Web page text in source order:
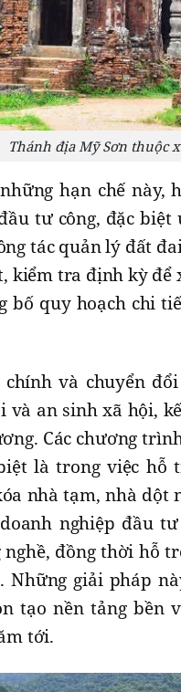
Thánh địa Mỹ Sơn thuộc
hạn chế này,
tư công, đặc
tác quản lý đất
kiểm tra định kỳ
bố quy hoạch chi
chính và chuyển
và an sinh xã hội,
Các chương
là trong việc
nhà tạm, nhà dột
nghiệp đầu
nghề, đồng thời hỗ
Những giải pháp
tạo nền tảng bền
tới.